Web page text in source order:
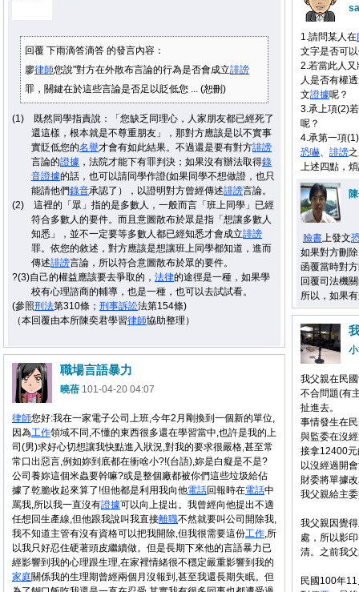
回覆 下雨滴答滴答 的發言內容：
廖律師您說"對方在外散布言論的行為是否會成立誹謗
罪，關鍵在於這些言論是否足以貶低您 ... (恕刪)
(1) 既然同學指責說：「您缺乏同理心，人家朋友都已經死了
還這樣，根本就是不尊重朋友」，那對方應該是以不實事
實貶低您的名譽才會有如此結果。不過還是要有對方誹謗
言論的證據 ，法院才能下有罪判決；如果沒有辦法取得錄
音證據的話，也可以請同學作證(如果同學不想做證，也只
能請他們錄音承認了），以證明對方曾經傳述誹謗言論。
(2) 這裡的「眾」指的是多數人，一般而言「班上同學」已經
符合多數人的要件。而且意圖散布於眾是指「想讓多數人
知悉」，並不一定要等多數人都已經知悉才會成立誹謗
罪。依您的敘述，對方應該是想讓班上同學都知道，進而
傳述誹謗言論，所以符合意圖散布於眾的要件。
?(3)自己的權益應該要去爭取的， 法律的途徑是一種，如果學
校有心理諮商的輔導，也是一種，也可以去試試看。
(參照刑法第310條； 刑事訴訟法第154條)
（本回覆由本所陳奕君學習律師協助整理）
1.請問某人在
文字是否可
2.若當此人又
人是否有權
文證據呢？
3.承上項(2)
呢？
4.承第一項
恐嚇、 誹謗
上述四點，
臉書上發文
如果對方刪
函覆當時對
回覆司法機
所以，如果
我父親在民
不合問題(有
扯進去。
事情發生在
與監委在沒
接拿12400
以沒經過開
財委將單據
我父親給主
我父親因覺
處，所以影
清。之前我
民國100年
職場言語暴力
曉蓓 101-04-20 04:07
律師您好:我在一家電子公司上班,今年2月剛換到一個新的單位,
因為工作領域不同,不懂的東西很多還在學習當中,也許是我的上
司(男)求好心切想讓我快點進入狀況,對我的要求很嚴格,甚至常
常口出惡言,例如妳到底都在衝啥小?!(台語),妳是白癡是不是?
公司養妳這個米蟲要幹嘛?或是整個廠都被你們這些垃圾給佔
據了乾脆收起來算了!但他都是利用我向他電話回報時在電話中
罵我,所以我一直沒有證據可以向上提出。我曾經向他提出不適
任想回生產線,但他跟我說叫我直接離職不然就要叫公司開除我,
我不知道主管有沒有資格可以把我開除,但我很需要這份工作,所
以我只好忍住硬著頭皮繼續做。但是長期下來他的言語暴力已
經影響到我的心理跟生理,在家裡情緒很不穩定嚴重影響到我的
家庭關係我的生理期曾經兩個月沒報到,甚至我還長期失眠。但